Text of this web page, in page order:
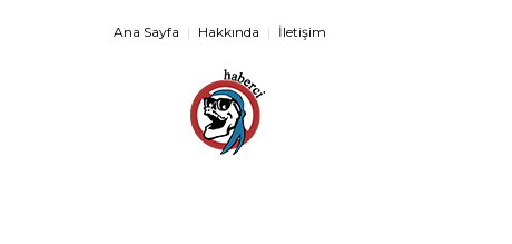
Ana Sayfa Hakkında İletişim